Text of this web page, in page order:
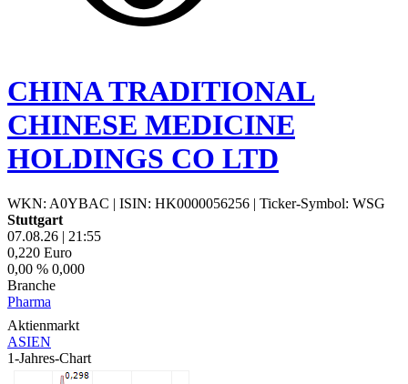
CHINA TRADITIONAL
CHINESE MEDICINE
HOLDINGS CO LTD
WKN: A0YBAC | ISIN: HK0000056256 | Ticker-Symbol: WSG
Stuttgart
07.08.26 | 21:55
0,220 Euro
0,00 % 0,000
Branche
Pharma
Aktienmarkt
ASIEN
1-Jahres-Chart